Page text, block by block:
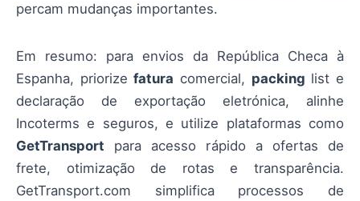
percam mudanças importantes.
Em resumo: para envios da República Checa à
Espanha, priorizefatura comercial, packing list e
declaração de exportação eletrónica, alinhe
Incoterms e seguros, e utilize plataformas como
GetTransport para acesso rápido a ofertas de
frete, otimização de rotas e transparência.
GetTransport.com simplifica processos de